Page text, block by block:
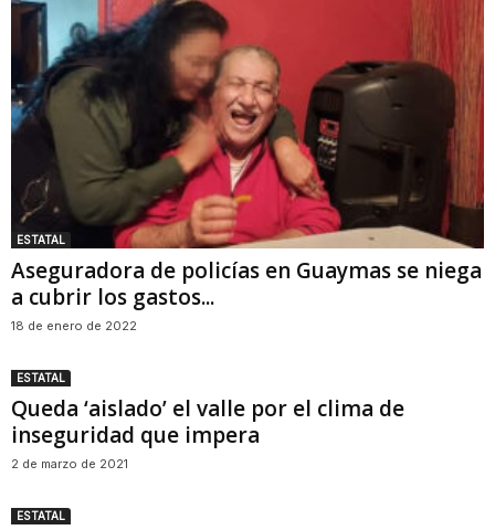
ESTATAL
Aseguradora de policías en Guaymas se niega
a cubrir los gastos...
18 de enero de 2022
ESTATAL
Queda ‘aislado’ el valle por el clima de
inseguridad que impera
2 de marzo de 2021
ESTATAL